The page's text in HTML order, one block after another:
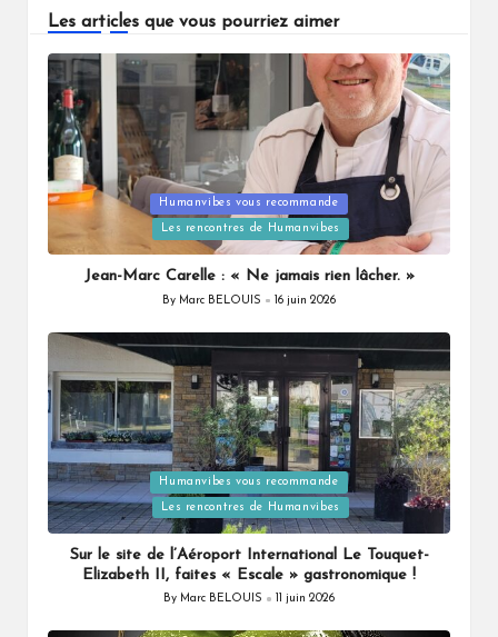
Les articles que vous pourriez aimer
Posted
in
Humanvibes vous recommande
Les rencontres de Humanvibes
Jean-Marc Carelle : « Ne jamais rien lâcher. »
Posted
By Marc BELOUIS 16 juin 2026
Posted
in
Humanvibes vous recommande
Les rencontres de Humanvibes
Sur le site de l’Aéroport International Le Touquet-
Elizabeth II, faites « Escale » gastronomique !
Posted
By Marc BELOUIS 11 juin 2026